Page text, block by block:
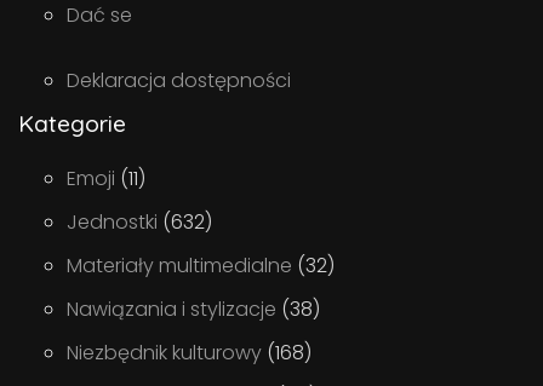
Dać se
Deklaracja dostępności
Kategorie
Emoji (11)
Jednostki (632)
Materiały multimedialne (32)
Nawiązania i stylizacje (38)
Niezbędnik kulturowy (168)